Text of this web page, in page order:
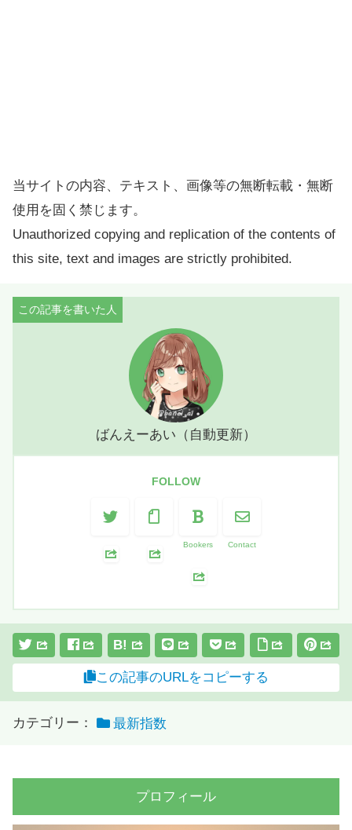
当サイトの内容、テキスト、画像等の無断転載・無断
使用を固く禁じます。
Unauthorized copying and replication of the contents of
this site, text and images are strictly prohibited.
ばんえーあい（自動更新）
FOLLOW
Bookers Contact
B!
この記事のURLをコピーする
カテゴリー： 最新指数
プロフィール